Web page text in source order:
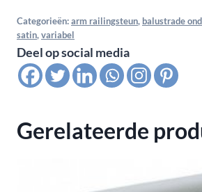
insteek
voor
buis
42,4x2,6
42,4
mm,
Categorieën: arm railingsteun, balustrade
satin, variabel
Deel op social media
Gerelateerde